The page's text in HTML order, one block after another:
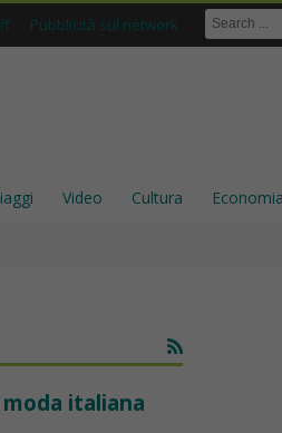
Pubblicità sul network
Video Cultura Economia
una scelta solida p_
italiana